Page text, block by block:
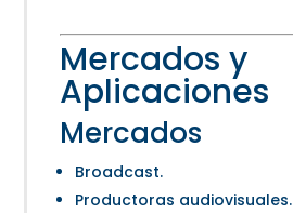
Mercados y
Aplicaciones
Mercados
Broadcast.
Productoras audiovisuales.